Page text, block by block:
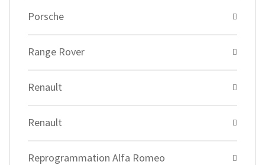
Porsche
Range Rover
Renault
Renault
Reprogrammation Alfa Romeo